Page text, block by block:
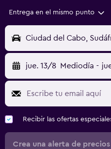
Entrega en el mismo punto
jue. 13/8 Mediodía -
Recibir las ofertas
Crea una alerta de precios